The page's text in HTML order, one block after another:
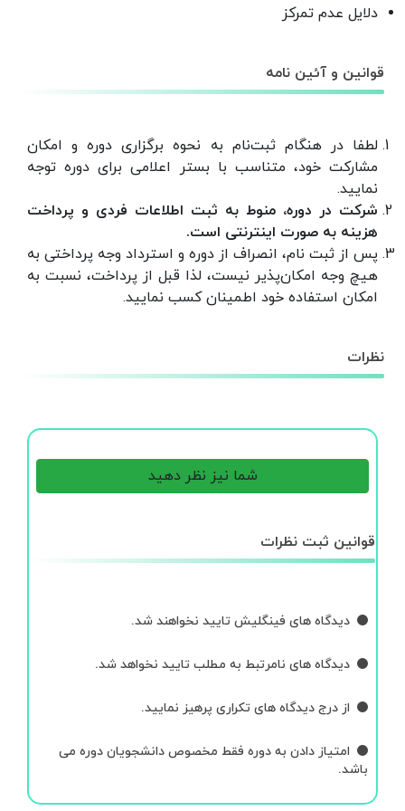
دلایل عدم تمرکز
قوانین و آئین نامه
لطفا در هنگام ثبت‌نام به نحوه برگزاری دوره و امکان
مشارکت خود، متناسب با بستر اعلامی برای دوره توجه
نمایید.
شرکت در دوره، منوط به ثبت اطلاعات فردی و پرداخت
هزینه‌ به صورت اینترنتی است.
پس از ثبت نام، انصراف از دوره و استرداد وجه پرداختی به
هیچ وجه امکان‌پذیر نیست، لذا قبل از پرداخت، نسبت به
امکان استفاده خود اطمینان کسب نمایید.
نظرات
شما نیز نظر دهید
قوانین ثبت نظرات
دیدگاه های فینگلیش تایید نخواهند شد.
دیدگاه های نامرتبط به مطلب تایید نخواهد شد.
از درج دیدگاه های تکراری پرهیز نمایید.
امتیاز دادن به دوره فقط مخصوص دانشجویان دوره می
باشد.